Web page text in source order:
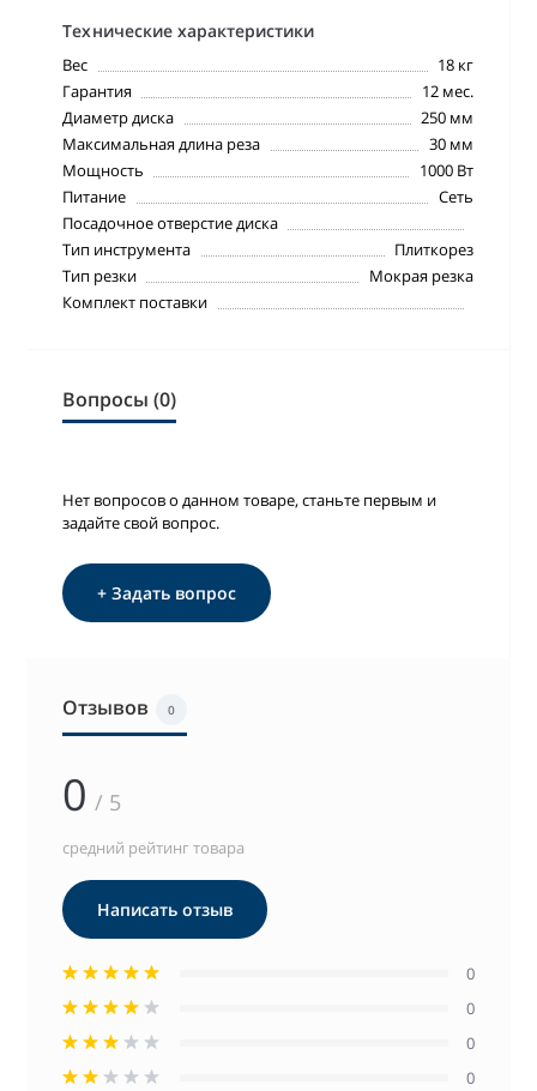
Технические характеристики
Вес
18 кг
Гарантия
12 мес.
Диаметр диска
250 мм
Максимальная длина реза
30 мм
Мощность
1000 Вт
Питание
Сеть
Посадочное отверстие диска
Тип инструмента
Плиткорез
Тип резки
Мокрая резка
Комплект поставки
Вопросы (0)
Нет вопросов о данном товаре, станьте первым и
задайте свой вопрос.
+ Задать вопрос
Отзывов 0
0 / 5
средний рейтинг товара
Написать отзыв
0
0
0
0